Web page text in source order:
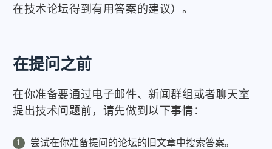
在技术论坛得到有用答案的建议）。
在提问之前
在你准备要通过电子邮件、新闻群组或者聊天室
提出技术问题前，请先做到以下事情：
尝试在你准备提问的论坛的旧文章中搜索答案。